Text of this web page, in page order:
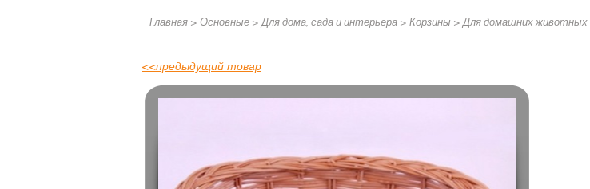
Главная > Основные >Для дома, сада и интерьера > Корзины >Для домашних животных
<<предыдущий товар